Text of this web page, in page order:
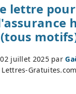
lettre
(tous
02 juillet 2025par
Lettres-Gratuites.com